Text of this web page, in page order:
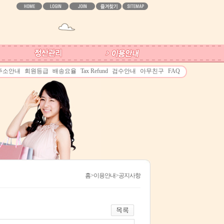
소안내 회원등급 배송요율 Tax Refund 검수안내 아무친구 FAQ
홈>이용안내>공지사항